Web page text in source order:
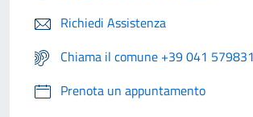
Richiedi Assistenza
Chiama il comune +39 041
Prenota un appuntamento